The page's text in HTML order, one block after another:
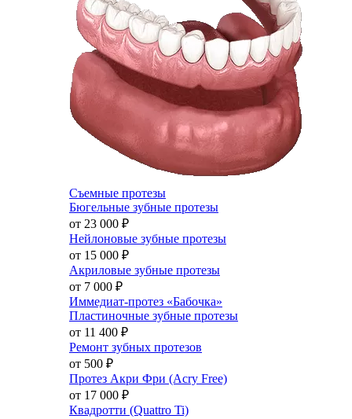
Съемные протезы
Бюгельные зубные протезы
от 23 000 ₽
Нейлоновые зубные протезы
от 15 000 ₽
Акриловые зубные протезы
от 7 000 ₽
Иммедиат-протез «Бабочка»
Пластиночные зубные протезы
от 11 400 ₽
Ремонт зубных протезов
от 500 ₽
Протез Акри Фри (Acry Free)
от 17 000 ₽
Квадротти (Quattro Ti)